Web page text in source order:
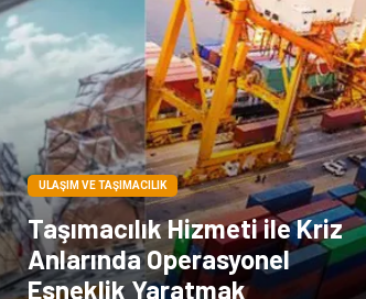
ULAŞIM VE TAŞIMACILIK
Taşımacılık Hizmeti ile Kriz
Anlarında Operasyonel
Esneklik Yaratmak